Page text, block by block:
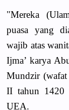
"Mereka
puasa yang
wajib atas
Ijma’ karya
Mundzir (wafat
II tahun 1420
UEA.